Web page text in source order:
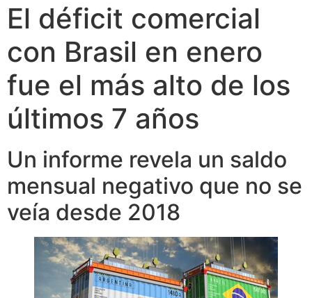
El déficit comercial
con Brasil en enero
fue el más alto de los
últimos 7 años
Un informe revela un saldo
mensual negativo que no se
veía desde 2018